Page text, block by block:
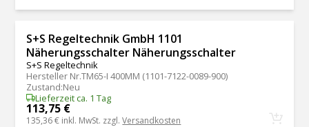
S+S Regeltechnik GmbH 1101
Näherungsschalter Näherungsschalter
S+S Regeltechnik
Hersteller Nr.TM65-I 400MM (1101-7122-0089-900)
Zustand:Neu
Lieferzeit ca. 1 Tag
113,75 €
135,36 € inkl. MwSt. zzgl.Versandkosten